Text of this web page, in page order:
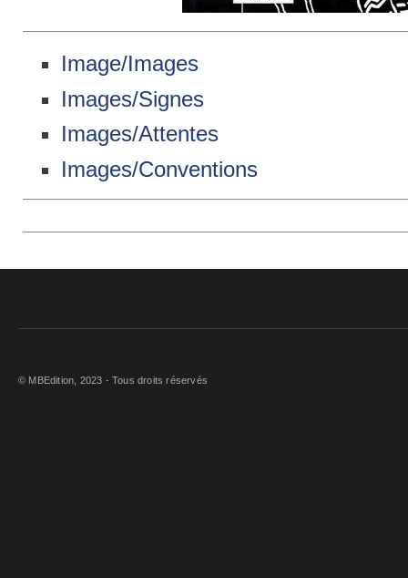
Image/Images
Images/Signes
Images/Attentes
Images/Conventions
© MBEdition, 2023 - Tous droits réservés